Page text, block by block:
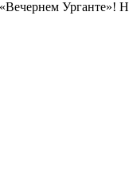
Урганте»!